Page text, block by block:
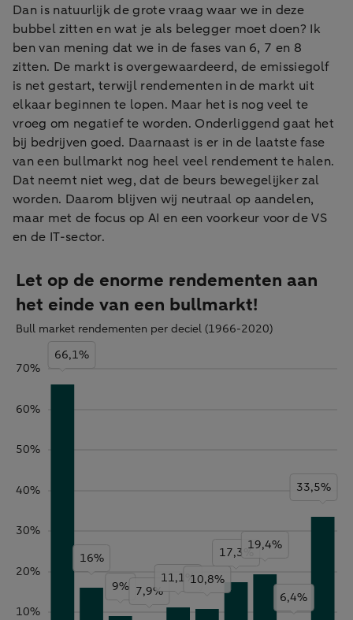
Dan is natuurlijk de grote vraag waar we in deze
bubbel zitten en wat je als belegger moet doen? Ik
ben van mening dat we in de fases van 6, 7 en 8
zitten. De markt is overgewaardeerd, de emissiegolf
is net gestart, terwijl rendementen in de markt uit
elkaar beginnen te lopen. Maar het is nog veel te
vroeg om negatief te worden. Onderliggend gaat het
bij bedrijven goed. Daarnaast is er in de laatste fase
van een bullmarkt nog heel veel rendement te halen.
Dat neemt niet weg, dat de beurs bewegelijker zal
worden. Daarom blijven wij neutraal op aandelen,
maar met de focus op AI en een voorkeur voor de VS
en de IT-sector.